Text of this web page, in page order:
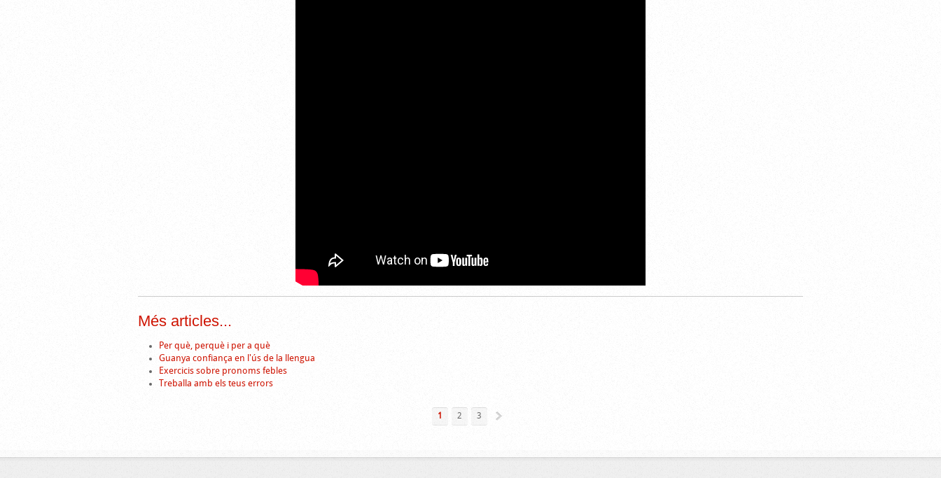
Més articles...
Per què, perquè i per a què
Guanya confiança en l'ús de la llengua
Exercicis sobre pronoms febles
Treballa amb els teus errors
1 2 3